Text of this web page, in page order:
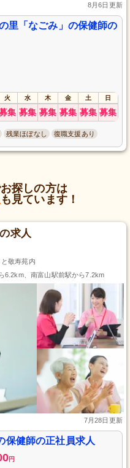
8月6日更新
里「なごみ」の保健師の
火 水 木 金 土 日
集 募集 募集 募集 募集 募集
残業ほぼなし 復職支援あり
探しの方は
も見ています！
求人
敬寿苑内
6.2km、南富山駅前駅から7.2km
7月28日更新
保健師の正社員求人
円